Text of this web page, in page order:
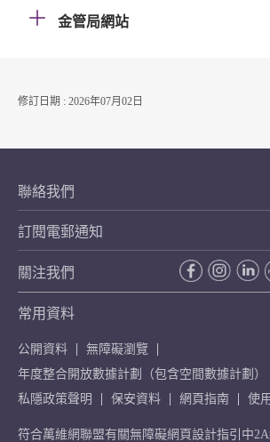
金管局網站
修訂日期 : 2026年07月02日
聯絡我們
訂閱電郵通知
關注我們
常用資料
公開資料
無障礙瀏覽
年度整合開放數據計劃（包含空間數據計劃）
私隱政策聲明
保安資料 網頁指南 使
符合萬維網聯盟有關無障礙網頁設計指引中